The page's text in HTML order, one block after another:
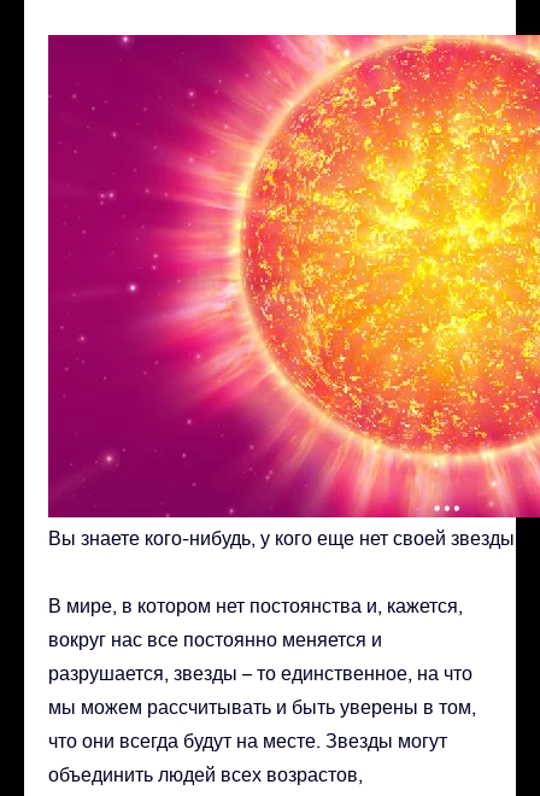
Вы знаете кого-нибудь, у кого еще нет своей звезды?
В мире, в котором нет постоянства и, кажется,
вокруг нас все постоянно меняется и
разрушается, звезды – то единственное, на что
мы можем рассчитывать и быть уверены в том,
что они всегда будут на месте. Звезды могут
объединить людей всех возрастов,